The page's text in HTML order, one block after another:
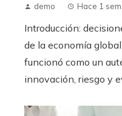
demo Hace 1
Introducción:
de la economía
funcionó como un
innovación, riesgo y